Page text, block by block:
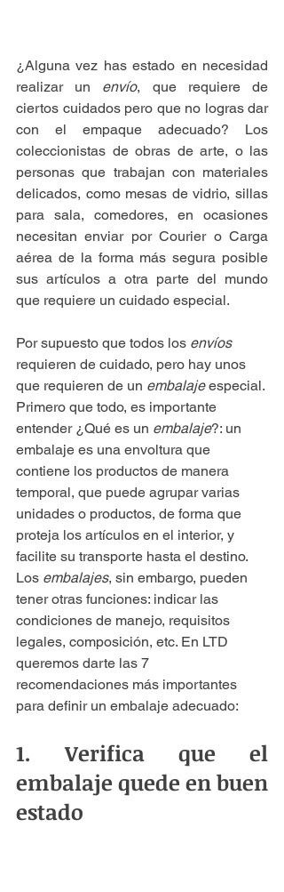
¿Alguna vez has estado en necesidad
realizar un envío, que requiere de
ciertos cuidados pero que no logras dar
con el empaque adecuado? Los
coleccionistas de obras de arte, o las
personas que trabajan con materiales
delicados, como mesas de vidrio, sillas
para sala, comedores, en ocasiones
necesitan enviar por Courier o Carga
aérea de la forma más segura posible
sus artículos a otra parte del mundo
que requiere un cuidado especial.
Por supuesto que todos los envíos
requieren de cuidado, pero hay unos
que requieren de un embalaje especial.
Primero que todo, es importante
entender ¿Qué es un embalaje?: un
embalaje es una envoltura que
contiene los productos de manera
temporal, que puede agrupar varias
unidades o productos, de forma que
proteja los artículos en el interior, y
facilite su transporte hasta el destino.
Los embalajes, sin embargo, pueden
tener otras funciones: indicar las
condiciones de manejo, requisitos
legales, composición, etc. En LTD
queremos darte las 7
recomendaciones más importantes
para definir un embalaje adecuado:
1. Verifica que el
embalaje quede en buen
estado